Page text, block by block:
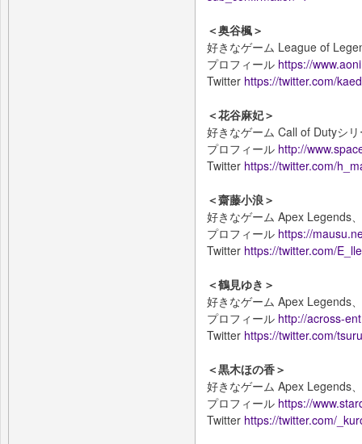
＜奥谷楓＞
好きなゲーム League of
プロフィール https://
Twitter https://twitter.com/
＜花谷麻妃＞
好きなゲーム Call of Dutyシ
プロフィール http://
Twitter https://twitter.com/
＜齋藤小浪＞
好きなゲーム Apex Legends
プロフィール https://
Twitter https://twitter.com/
＜鶴見ゆき＞
好きなゲーム Apex Legends
プロフィール http://across-
Twitter https://twitter.com/
＜黒木ほの香＞
好きなゲーム Apex Legends
プロフィール https://
Twitter https://twitter.com/